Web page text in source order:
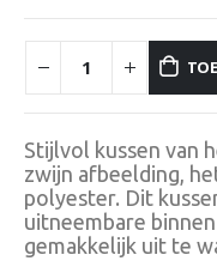
Stijlvol kussen van
zwijn afbeelding,
polyester. Dit
uitneembare
gemakkelijk uit te